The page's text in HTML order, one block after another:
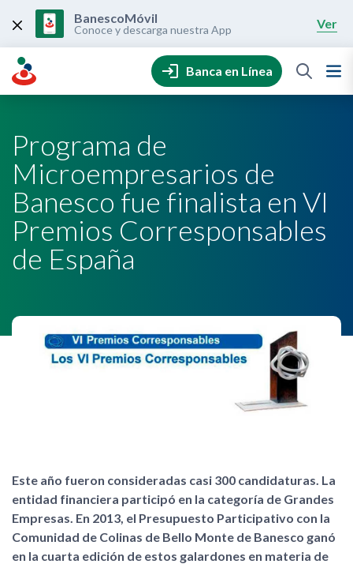
content
BanescoMóvil
Conoce y descarga nuestra App Ver
Banca en Línea
Programa de
Microempresarios de
Banesco fue finalista en VI
Premios Corresponsables
de España
Este año fueron consideradas casi 300 candidaturas. La
entidad financiera participó en la categoría de Grandes
Empresas. En 2013, el Presupuesto Participativo con la
Comunidad de Colinas de Bello Monte de Banesco ganó
en la cuarta edición de estos galardones en materia de